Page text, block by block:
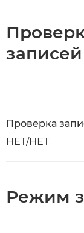
записей
Проверка
НЕТ/НЕТ
Режим